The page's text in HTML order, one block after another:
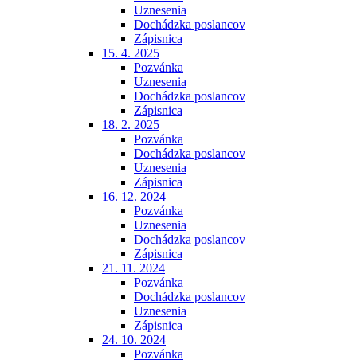
Uznesenia
Dochádzka poslancov
Zápisnica
15. 4. 2025
Pozvánka
Uznesenia
Dochádzka poslancov
Zápisnica
18. 2. 2025
Pozvánka
Dochádzka poslancov
Uznesenia
Zápisnica
16. 12. 2024
Pozvánka
Uznesenia
Dochádzka poslancov
Zápisnica
21. 11. 2024
Pozvánka
Dochádzka poslancov
Uznesenia
Zápisnica
24. 10. 2024
Pozvánka